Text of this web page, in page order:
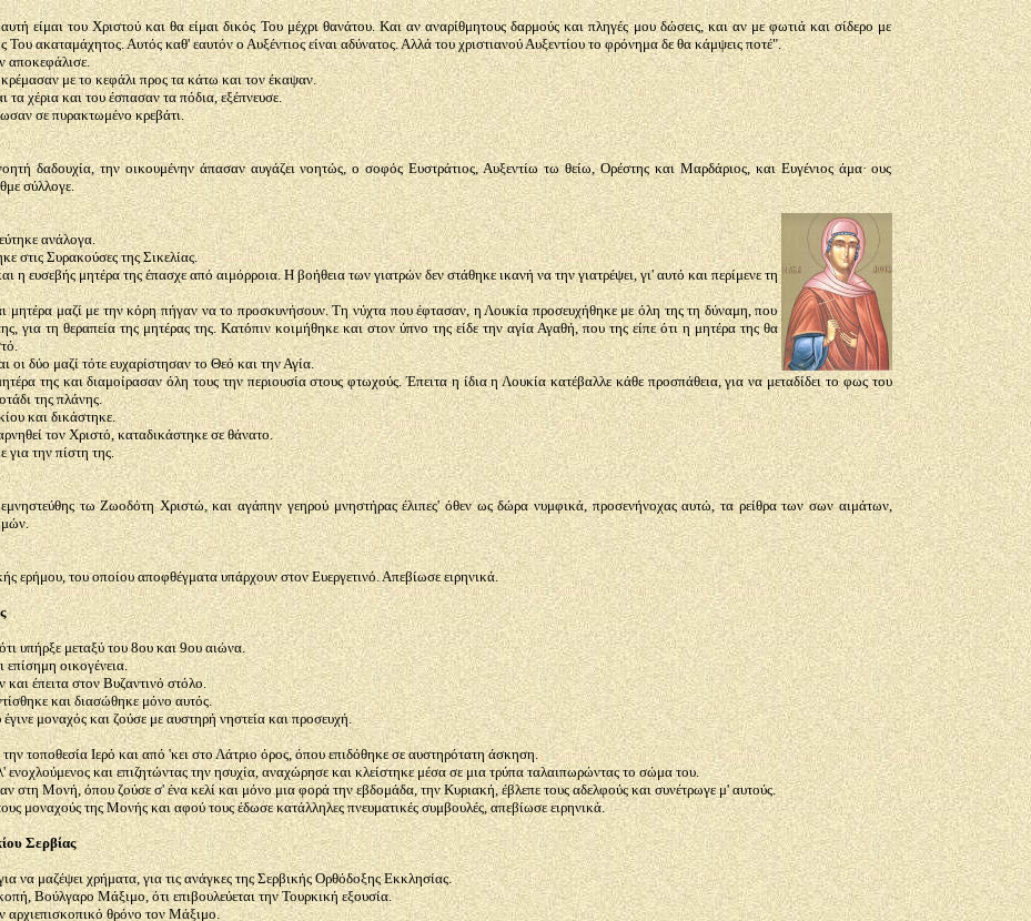
είμαι του Χριστού και θα είμαι δικός Του μέχρι θανάτου. Και αν αναρίθμητους δαρμούς και πληγές μου δώσεις, και αν με φωτιά και σίδερο με
ακαταμάχητος. Αυτός καθ' εαυτόν ο Αυξέντιος είναι αδύνατος. Αλλά του χριστιανού Αυξεντίου το φρόνημα δε θα κάμψεις ποτέ".
αποκεφάλισε.
με το κεφάλι προς τα κάτω και τον έκαψαν.
χέρια και του έσπασαν τα πόδια, εξέπνευσε.
σε πυρακτωμένο κρεβάτι.
δαδουχία, την οικουμένην άπασαν αυγάζει νοητώς, ο σοφός Ευστράτιος, Αυξεντίω τω θείω, Ορέστης και Μαρδάριος, και Ευγένιος άμα· ους
σύλλογε.
ανάλογα.
στις Συρακούσες της Σικελίας.
η ευσεβής μητέρα της έπασχε από αιμόρροια. Η βοήθεια των γιατρών δεν στάθηκε ικανή να την γιατρέψει, γι' αυτό και περίμενε τη
μητέρα μαζί με την κόρη πήγαν να το προσκυνήσουν. Τη νύχτα που έφτασαν, η Λουκία προσευχήθηκε με όλη της τη δύναμη, που
για τη θεραπεία της μητέρας της. Κατόπιν κοιμήθηκε και στον ύπνο της είδε την αγία Αγαθή, που της είπε ότι η μητέρα της θα
δύο μαζί τότε ευχαρίστησαν το Θεό και την Αγία.
της και διαμοίρασαν όλη τους την περιουσία στους φτωχούς. Έπειτα η ίδια η Λουκία κατέβαλλε κάθε προσπάθεια, για να μεταδίδει το φως του
της πλάνης.
και δικάστηκε.
τον Χριστό, καταδικάστηκε σε θάνατο.
για την πίστη της.
τω Ζωοδότη Χριστώ, και αγάπην γεηρού μνηστήρας έλιπες' όθεν ως δώρα νυμφικά, προσενήνοχας αυτώ, τα ρείθρα των σων αιμάτων,
ερήμου, του οποίου αποφθέγματα υπάρχουν στον Ευεργετινό. Απεβίωσε ειρηνικά.
υπήρξε μεταξύ του 8ου και 9ου αιώνα.
οικογένεια.
έπειτα στον Βυζαντινό στόλο.
και διασώθηκε μόνο αυτός.
μοναχός και ζούσε με αυστηρή νηστεία και προσευχή.
τοποθεσία Ιερό και από 'κει στο Λάτριο όρος, όπου επιδόθηκε σε αυστηρότατη άσκηση.
και επιζητώντας την ησυχία, αναχώρησε και κλείστηκε μέσα σε μια τρύπα ταλαιπωρώντας το σώμα του.
στη Μονή, όπου ζούσε σ' ένα κελί και μόνο μια φορά την εβδομάδα, την Κυριακή, έβλεπε τους αδελφούς και συνέτρωγε μ' αυτούς.
μοναχούς της Μονής και αφού τους έδωσε κατάλληλες πνευματικές συμβουλές, απεβίωσε ειρηνικά.
Σερβίας
να μαζέψει χρήματα, για τις ανάγκες της Σερβικής Ορθόδοξης Εκκλησίας.
Βούλγαρο Μάξιμο, ότι επιβουλεύεται την Τουρκική εξουσία.
αρχιεπισκοπικό θρόνο τον Μάξιμο.